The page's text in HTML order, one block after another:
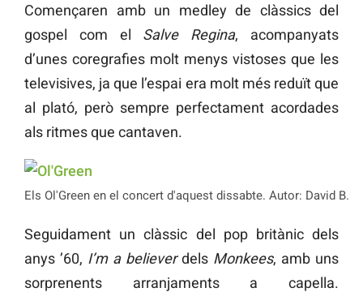
Començaren amb un medley de clàssics del
gospel com el Salve Regina, acompanyats
d’unes coregrafies molt menys vistoses que les
televisives, ja que l’espai era molt més reduït que
al plató, però sempre perfectament acordades
als ritmes que cantaven.
Els Ol'Green en el concert d'aquest dissabte. Autor: David B.
Seguidament un clàssic del pop britànic dels
anys ’60, I’m a believerdels Monkees, amb uns
sorprenents arranjaments a capella.